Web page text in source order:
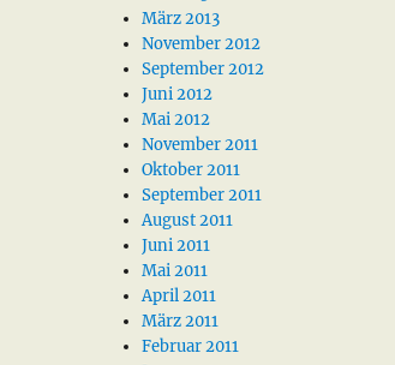
März 2013
November 2012
September 2012
Juni 2012
Mai 2012
November 2011
Oktober 2011
September 2011
August 2011
Juni 2011
Mai 2011
April 2011
März 2011
Februar 2011